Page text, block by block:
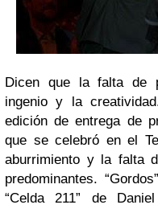
Dicen que la falta de
ingenio y la
edición de entrega de
que se celebró en el
aburrimiento y la falta
predominantes.
“Celda 211” de